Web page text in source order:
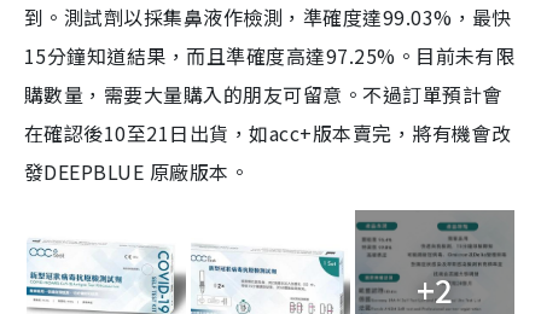
到。測試劑以採集鼻液作檢測，準確度達99.03%，最快
15分鐘知道結果，而且準確度高達97.25%。目前未有限
購數量，需要大量購入的朋友可留意。不過訂單預計會
在確認後10至21日出貨，如acc+版本賣完，將有機會改
發DEEPBLUE 原廠版本。
+2